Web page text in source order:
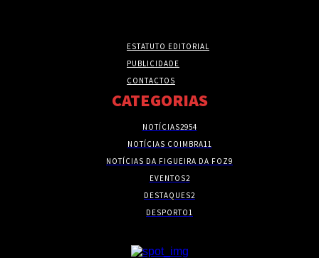
ESTATUTO EDITORIAL
PUBLICIDADE
CONTACTOS
CATEGORIAS
NOTÍCIAS2954
NOTÍCIAS COIMBRA11
NOTÍCIAS DA FIGUEIRA DA FOZ9
EVENTOS2
DESTAQUES2
DESPORTO1